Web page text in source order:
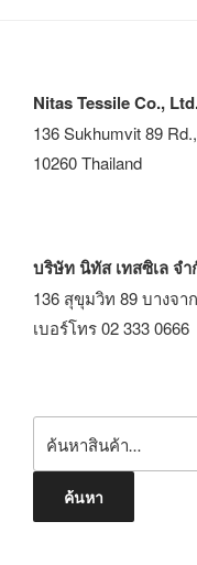
Nitas Tessile Co.,
136 Sukhumvit 89
10260 Thailand
บริษัท นิทัส เทสซิเล จ
136 สุขุมวิท 89 บางจา
เบอร์โทร 02 333 0666
ค้นหา